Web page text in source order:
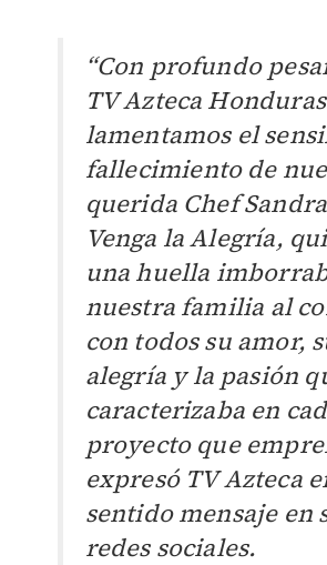
“Con profundo
TV Azteca Honduras
lamentamos el
fallecimiento de
querida Chef
Venga la Alegría,
una huella
nuestra familia al
con todos su amor,
alegría y la pasión
caracterizaba en
proyecto que
expresó TV Azteca
sentido mensaje en
redes sociales.